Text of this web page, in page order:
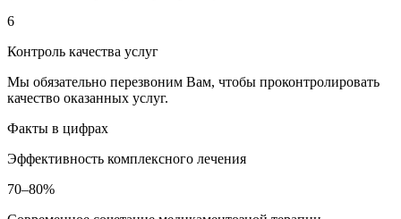
6
Контроль качества услуг
Мы обязательно перезвоним Вам, чтобы проконтролировать
качество оказанных услуг.
Факты в цифрах
Эффективность комплексного лечения
70–80%